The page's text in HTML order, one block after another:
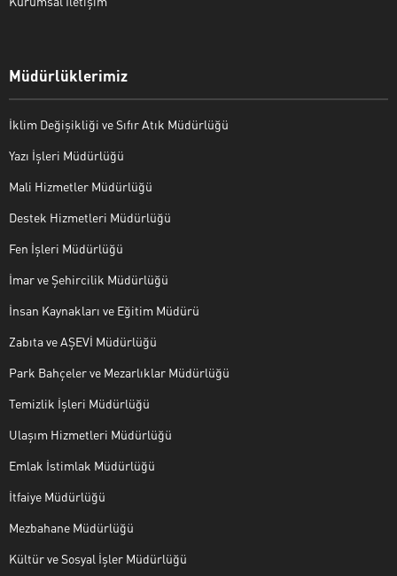
Müdürlüklerimiz
İklim Değişikliği ve Sıfır Atık Müdürlüğü
Yazı İşleri Müdürlüğü
Mali Hizmetler Müdürlüğü
Destek Hizmetleri Müdürlüğü
Fen İşleri Müdürlüğü
İmar ve Şehircilik Müdürlüğü
İnsan Kaynakları ve Eğitim Müdürü
Zabıta ve AŞEVİ Müdürlüğü
Park Bahçeler ve Mezarlıklar Müdürlüğü
Temizlik İşleri Müdürlüğü
Ulaşım Hizmetleri Müdürlüğü
Emlak İstimlak Müdürlüğü
İtfaiye Müdürlüğü
Mezbahane Müdürlüğü
Kültür ve Sosyal İşler Müdürlüğü